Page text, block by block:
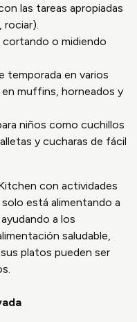
las tareas apropiadas
rociar).
o midiendo
temporada en varios
muffins, horneados y
niños como cuchillos
y cucharas de fácil
con actividades
está alimentando a
a los
saludable,
platos pueden ser